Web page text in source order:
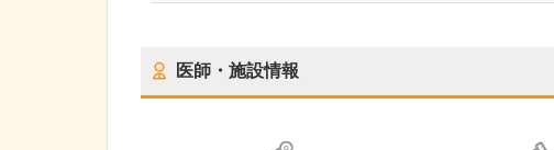
医師・施設情報